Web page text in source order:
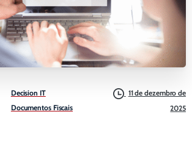
Decision IT
Documentos Fiscais
11 de dezembro de
2025